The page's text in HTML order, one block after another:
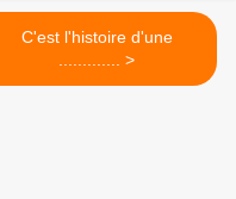
C'est l'histoire d'une
............. >